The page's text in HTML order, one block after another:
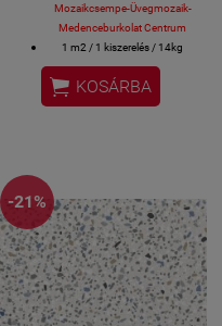
Mozaikcsempe-Üvegmozaik-
Medenceburkolat Centrum
1 m2 / 1 kiszerelés / 14kg
Méret: 10x20 cm / csempe
Gérvágással fordítjuk a sarkokat.
Fürdőszobai csempe, konyhai
 KOSÁRBA
-21%